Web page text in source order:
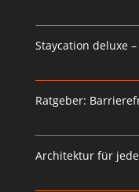
Staycation deluxe
Ratgeber:
Architektur für